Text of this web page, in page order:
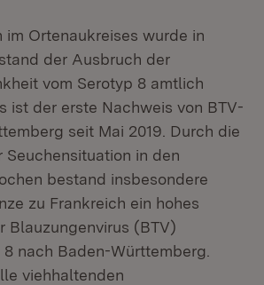
im Ortenaukreises wurde in
der Ausbruch der
vom Serotyp 8 amtlich
ist der erste Nachweis von BTV-
seit Mai 2019. Durch die
in den
bestand insbesondere
zu Frankreich ein hohes
Blauzungenvirus (BTV)
nach Baden-Württemberg.
viehhaltenden